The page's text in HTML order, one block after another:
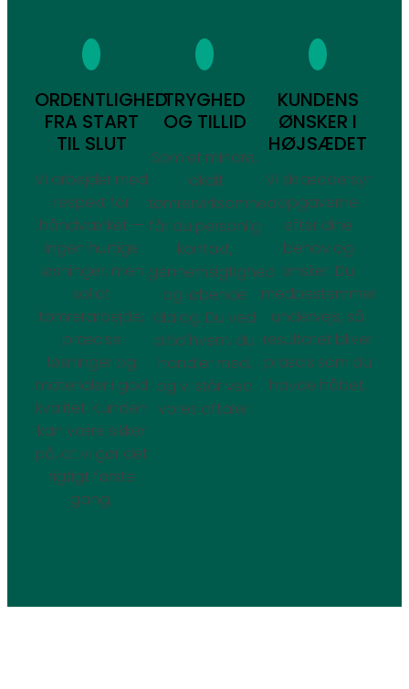
ORDENTLIGHED
FRA START
TIL SLUT
Vi arbejder med
respekt for
håndværket —
ingen hurtige
løsninger, men
solidt
tømrerarbejde,
præcise
løsninger og
materialer i god
kvalitet. Kunden
kan være sikker
på, at vi gør det
rigtigt første
gang.
TRYGHED
OG TILLID
Som et mindre,
lokalt
tømrervirksomhed
får du personlig
kontakt,
gennemsigtighed
og løbende
dialog. Du ved
altid hvem, du
handler med,
og vi står ved
vores aftaler.
KUNDENS
ØNSKER I
HØJSÆDET
Vi skræddersyr
opgaverne
efter dine
behov og
ønsker. Du
medbestemmer
undervejs, så
resultatet bliver
præcis som du
havde håbet.